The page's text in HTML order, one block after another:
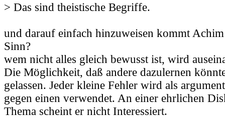
> Das sind theistische Begriffe.
und darauf einfach hinzuweisen kommt
Sinn?
wem nicht alles gleich bewusst ist, wird
Die Möglichkeit, daß andere dazulernen
gelassen. Jeder kleine Fehler wird als
gegen einen verwendet. An einer ehrlichen
Thema scheint er nicht Interessiert.